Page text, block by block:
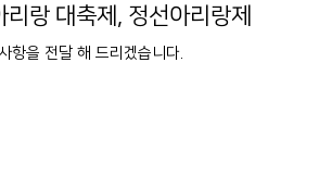
리랑 대축제, 정선아리랑제
항을 전달 해 드리겠습니다.